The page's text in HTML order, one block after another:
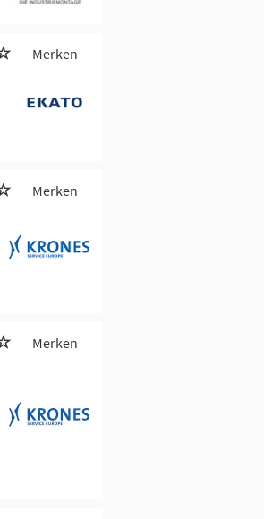
Merken
Merken
Merken